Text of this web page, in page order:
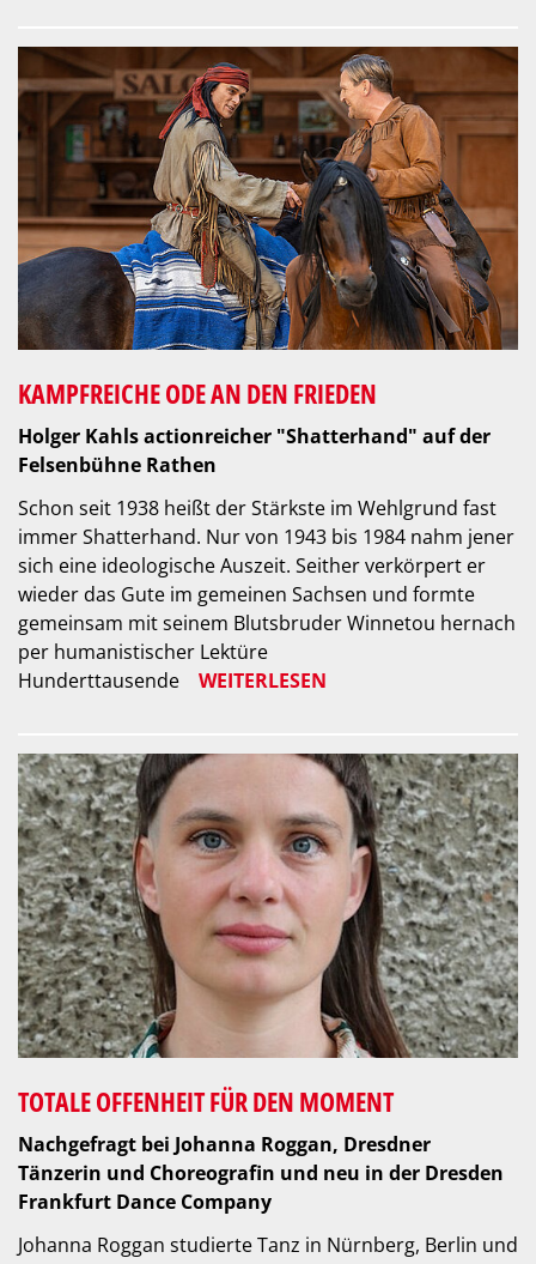
KAMPFREICHE ODE AN DEN FRIEDEN
Holger Kahls actionreicher "Shatterhand" auf der
Felsenbühne Rathen
Schon seit 1938 heißt der Stärkste im Wehlgrund fast
immer Shatterhand. Nur von 1943 bis 1984 nahm jener
sich eine ideologische Auszeit. Seither verkörpert er
wieder das Gute im gemeinen Sachsen und formte
gemeinsam mit seinem Blutsbruder Winnetou hernach
per humanistischer Lektüre
Hunderttausende
WEITERLESEN
TOTALE OFFENHEIT FÜR DEN MOMENT
Nachgefragt bei Johanna Roggan, Dresdner
Tänzerin und Choreografin und neu in der Dresden
Frankfurt Dance Company
Johanna Roggan studierte Tanz in Nürnberg, Berlin und